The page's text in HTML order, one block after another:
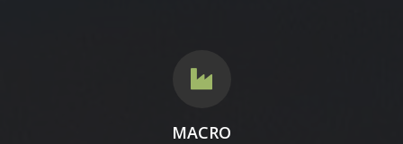
MACRO